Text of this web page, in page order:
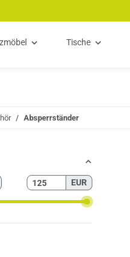
Tische
Absperrständer
EUR